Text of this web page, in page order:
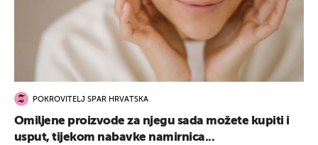
POKROVITELJ SPAR HRVATSKA
Omiljene proizvode za njegu sada možete kupiti i
usput, tijekom nabavke namirnica...